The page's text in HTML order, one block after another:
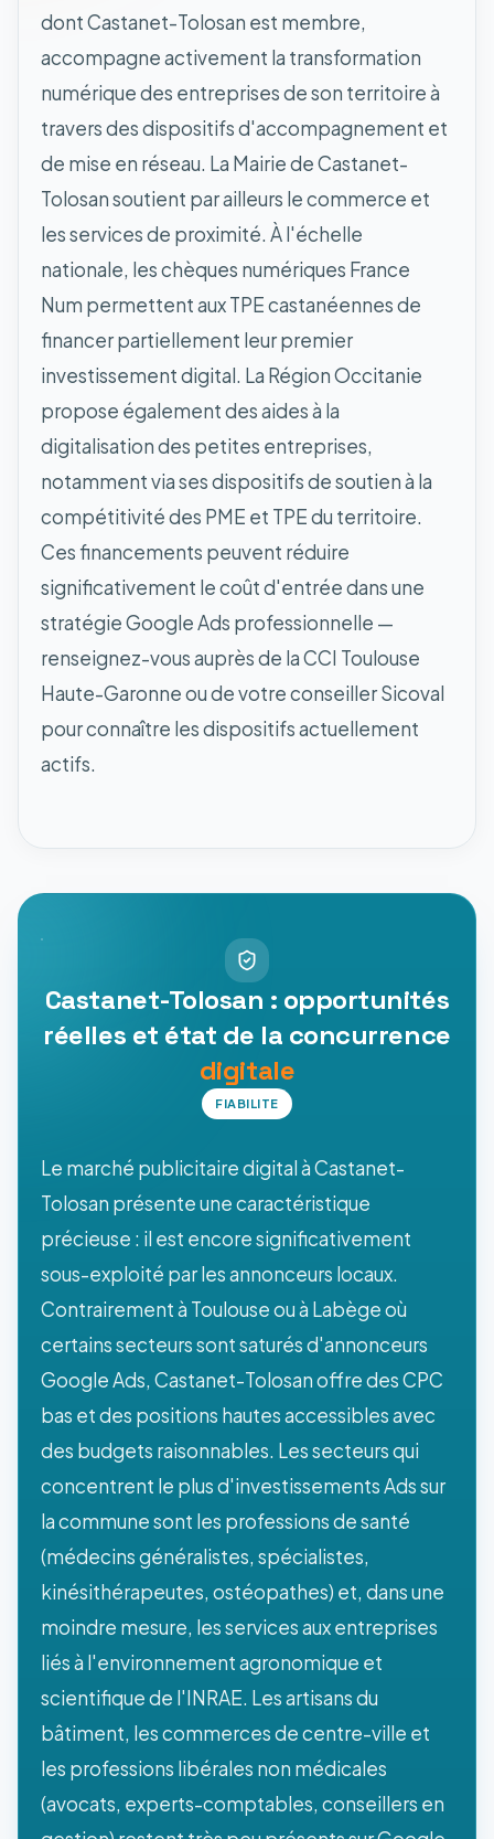
dont Castanet-Tolosan est membre,
accompagne activement la transformation
numérique des entreprises de son territoire à
travers des dispositifs d'accompagnement et
de mise en réseau. La Mairie de Castanet-
Tolosan soutient par ailleurs le commerce et
les services de proximité. À l'échelle
nationale, les chèques numériques France
Num permettent aux TPE castanéennes de
financer partiellement leur premier
investissement digital. La Région Occitanie
propose également des aides à la
digitalisation des petites entreprises,
notamment via ses dispositifs de soutien à la
compétitivité des PME et TPE du territoire.
Ces financements peuvent réduire
significativement le coût d'entrée dans une
stratégie Google Ads professionnelle —
renseignez-vous auprès de la CCI Toulouse
Haute-Garonne ou de votre conseiller Sicoval
pour connaître les dispositifs actuellement
actifs.
Castanet-Tolosan : opportunités
réelles et état de la concurrence
digitale
FIABILITE
Le marché publicitaire digital à Castanet-
Tolosan présente une caractéristique
précieuse : il est encore significativement
sous-exploité par les annonceurs locaux.
Contrairement à Toulouse ou à Labège où
certains secteurs sont saturés d'annonceurs
Google Ads, Castanet-Tolosan offre des CPC
bas et des positions hautes accessibles avec
des budgets raisonnables. Les secteurs qui
concentrent le plus d'investissements Ads sur
la commune sont les professions de santé
(médecins généralistes, spécialistes,
kinésithérapeutes, ostéopathes) et, dans une
moindre mesure, les services aux entreprises
liés à l'environnement agronomique et
scientifique de l'INRAE. Les artisans du
bâtiment, les commerces de centre-ville et
les professions libérales non médicales
(avocats, experts-comptables, conseillers en